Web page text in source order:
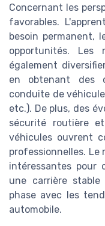
Concernant les
favorables.
besoin permanent,
opportunités. Les
également
en obtenant des
conduite de
etc.). De plus, des
sécurité routière
véhicules ouvrent
professionnelles. Le
intéressantes pour
une carrière
phase avec les
automobile.